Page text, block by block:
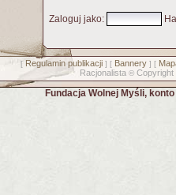
Zaloguj jako:
[ Regulamin publikacji] [ Bannery] [
Racjonalista © Copyright
Fundacja Wolnej Myśli,